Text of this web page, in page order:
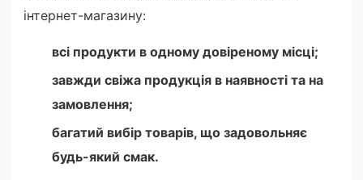
інтернет-магазину:
всі продукти в одному довіреному місці;
завжди свіжа продукція в наявності та на
замовлення;
багатий вибір товарів, що задовольняє
будь-який смак.